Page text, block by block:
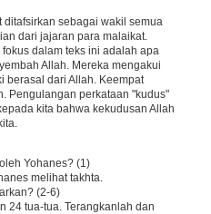
ditafsirkan sebagai wakil semua
dari jajaran para malaikat.
dalam teks ini adalah apa
Allah. Mereka mengakui
berasal dari Allah. Keempat
Pengulangan perkataan "kudus"
kita bahwa kekudusan Allah
Yohanes? (1)
melihat takhta.
(2-6)
24 tua-tua. Terangkanlah dan